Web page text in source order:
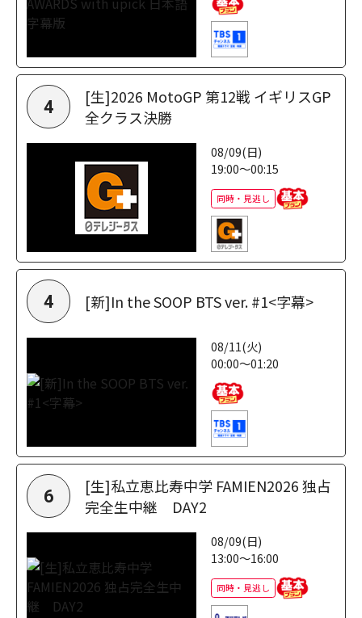
4
[生]2026 MotoGP 第12戦 イギリスGP
全クラス決勝
08/09(日)
19:00～00:15
同時・見逃し
4 [新]In the SOOP BTS ver. #1<字幕>
08/11(火)
00:00～01:20
6
[生]私立恵比寿中学 FAMIEN2026 独占
完全生中継 DAY2
08/09(日)
13:00～16:00
同時・見逃し